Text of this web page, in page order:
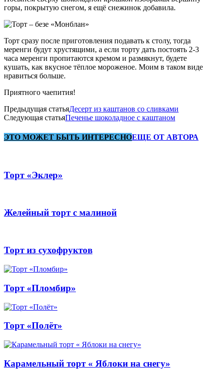
горы, покрытую снегом, я ещё снежинок добавила.
Торт сразу после приготовления подавать к столу, тогда
меренги будут хрустящими, а если торту дать постоять 2-3
часа меренги пропитаются кремом и размякнут, будете
кушать, как вкусное тёплое мороженое. Моим в таком виде
нравиться больше.
Приятного чаепития!
Предыдущая статьяДесерт из каштанов со сливками
Следующая статьяПеченье шоколадное с каштаном
ЭТО МОЖЕТ БЫТЬ ИНТЕРЕСНОЕЩЕ ОТ АВТОРА
Торт «Эклер»
Желейный торт с малиной
Торт из сухофруктов
Торт «Пломбир»
Торт «Полёт»
Карамельный торт « Яблоки на снегу»